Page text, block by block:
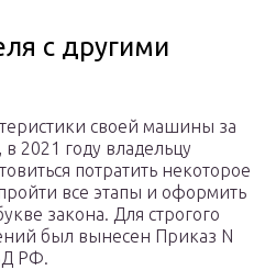
с другими
своей машины за
2021 году владельцу
потратить некоторое
все этапы и оформить
закона. Для строгого
был вынесен Приказ N
РФ.